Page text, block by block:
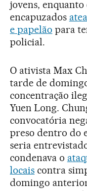
jovens, enquanto
encapuzados
e papelão para
policial.
O ativista Max
tarde de
concentração
Yuen Long.
convocatória
preso dentro do
seria
condenava o
locaiscontra
domingo